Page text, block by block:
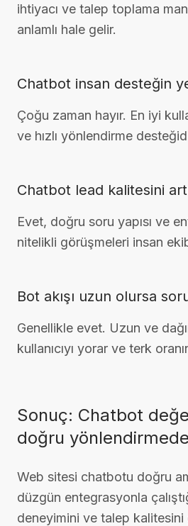
ihtiyacı ve talep toplama
anlamlı hale gelir.
Chatbot insan desteğin
Çoğu zaman hayır. En iyi
ve hızlı yönlendirme
Chatbot lead kalitesini
Evet, doğru soru yapısı ve
nitelikli görüşmeleri insan
Bot akışı uzun olursa
Genellikle evet. Uzun ve
kullanıcıyı yorar ve terk
Sonuç: Chatbot
doğru
Web sitesi chatbotu doğru
düzgün entegrasyonla
deneyimini ve talep kalitesini